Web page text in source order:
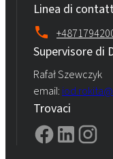
Linea di
Supervisore di
Rafał Szewczyk
email:
Trovaci